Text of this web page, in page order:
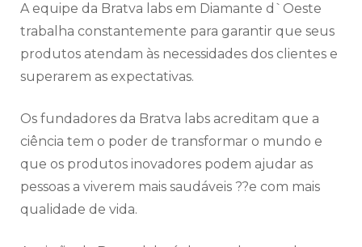
A equipe da Bratva labs em Diamante d`Oeste
trabalha constantemente para garantir que seus
produtos atendam às necessidades dos clientes e
superarem as expectativas.
Os fundadores da Bratva labs acreditam que a
ciência tem o poder de transformar o mundo e
que os produtos inovadores podem ajudar as
pessoas a viverem mais saudáveis ??e com mais
qualidade de vida.